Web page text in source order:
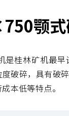
颚
是桂林矿机最
破碎，具有破
本低等特点。